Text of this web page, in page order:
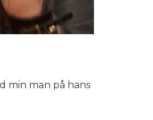
min man på hans